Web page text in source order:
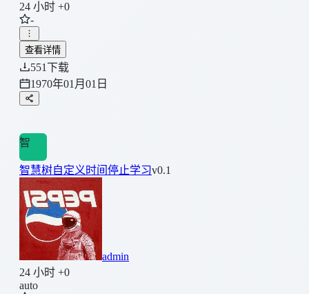
24 小时 +0
-
查看详情
551下载
1970年01月01日
智
智慧树自定义时间停止学习v0.1
admin
24 小时 +0
auto